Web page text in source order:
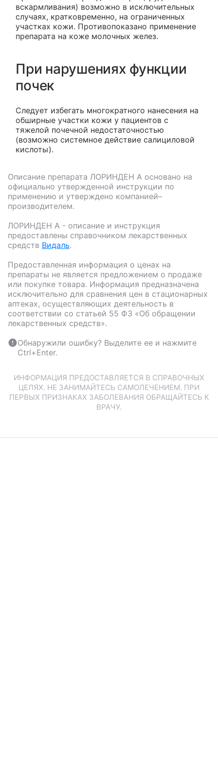
вскармливания) возможно в исключительных
случаях, кратковременно, на ограниченных
участках кожи. Противопоказано применение
препарата на коже молочных желез.
При нарушениях функции
почек
Следует избегать многократного нанесения на
обширные участки кожи у пациентов с
тяжелой почечной недостаточностью
(возможно системное действие салициловой
кислоты).
Описание препарата ЛОРИНДЕН А основано на
официально утвержденной инструкции по
применению и утверждено компанией–
производителем.
ЛОРИНДЕН А - описание и инструкция
предоставлены справочником лекарственных
средств Видаль.
Предоставленная информация о ценах на
препараты не является предложением о продаже
или покупке товара. Информация предназначена
исключительно для сравнения цен в стационарных
аптеках, осуществляющих деятельность в
соответствии со статьей 55 ФЗ «Об обращении
лекарственных средств».
Обнаружили ошибку? Выделите ее и нажмите
Ctrl+Enter.
ИНФОРМАЦИЯ ПРЕДОСТАВЛЯЕТСЯ В СПРАВОЧНЫХ
ЦЕЛЯХ. НЕ ЗАНИМАЙТЕСЬ САМОЛЕЧЕНИЕМ. ПРИ
ПЕРВЫХ ПРИЗНАКАХ ЗАБОЛЕВАНИЯ ОБРАЩАЙТЕСЬ К
ВРАЧУ.